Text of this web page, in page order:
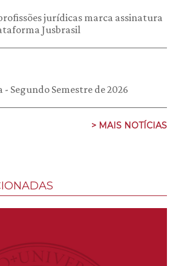
jurídicas marca assinatura
Jusbrasil
Segundo Semestre de 2026
> MAIS NOTÍCIAS